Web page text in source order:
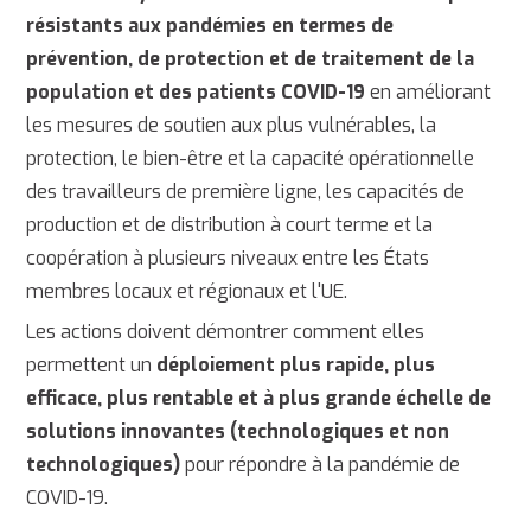
résistants aux pandémies en termes de
prévention, de protection et de traitement de la
population et des patients COVID-19 en améliorant
les mesures de soutien aux plus vulnérables, la
protection, le bien-être et la capacité opérationnelle
des travailleurs de première ligne, les capacités de
production et de distribution à court terme et la
coopération à plusieurs niveaux entre les États
membres locaux et régionaux et l'UE.
Les actions doivent démontrer comment elles
permettent un déploiement plus rapide, plus
efficace, plus rentable et à plus grande échelle de
solutions innovantes (technologiques et non
technologiques)pour répondre à la pandémie de
COVID-19.